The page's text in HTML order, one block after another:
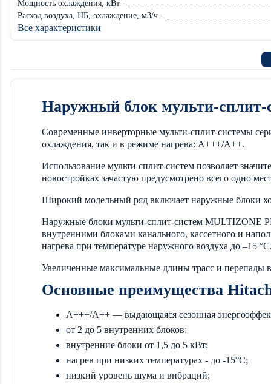
Мощность охлаждения, кВт -
Расход воздуха, НБ, охлаждение, м3/ч -
Все характеристики
Наружный блок мульти-
Современные инверторные мульти-сплит-системы
охлаждения, так и в режиме нагрева: А+++/A++.
Использование мульти сплит-систем позволяет
новостройках зачастую предусмотрено всего одно
Широкий модельный ряд включает наружные блоки
Наружные блоки мульти-сплит-систем MULTIZONE
внутренними блоками канального, кассетного и
нагрева при температуре наружного воздуха до –15 °C.
Увеличенные максимальные длины трасс и перепады
Основные преимущества
A+++/A++ — выдающаяся сезонная
от 2 до 5 внутренних блоков;
внутренние блоки от 1,5 до 5 кВт;
нагрев при низких температурах - до -15°С;
низкий уровень шума и вибраций;